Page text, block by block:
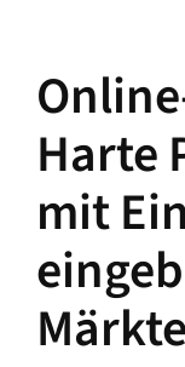
Harte
mit